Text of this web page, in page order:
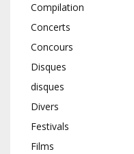
Compilation
Concerts
Concours
Disques
disques
Divers
Festivals
Films